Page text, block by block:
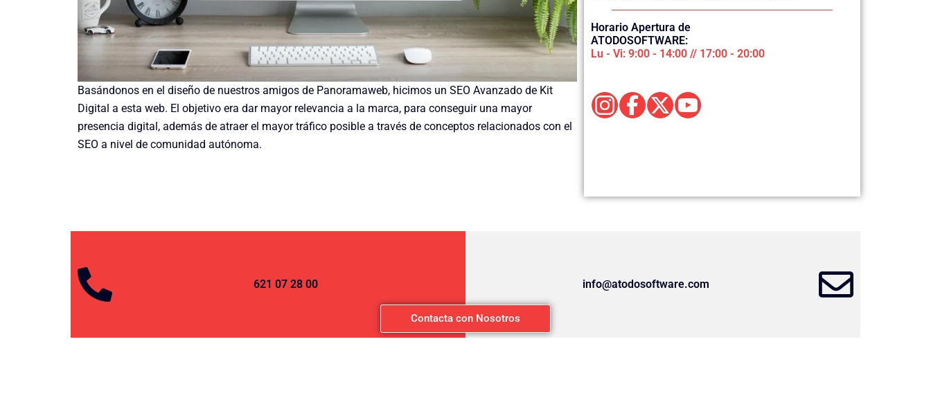
Basándonos en el diseño de nuestros amigos de Panoramaweb, hicimos un SEO Avanzado de Kit
Digital a esta web. El objetivo era dar mayor relevancia a la marca, para conseguir una mayor
presencia digital, además de atraer el mayor tráfico posible a través de conceptos relacionados con el
SEO a nivel de comunidad autónoma.
Horario Apertura de
ATODOSOFTWARE:
Lu - Vi: 9:00 - 14:00 // 17:00 - 20:00
621 07 28 00 info@atodosoftware.com
Contacta con Nosotros